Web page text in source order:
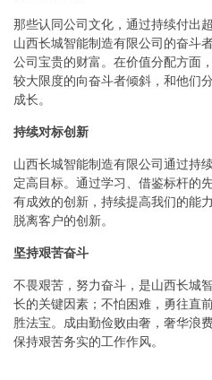
那些认同公司文化，通过持续付出
山西长城智能制造有限公司的奋斗
公司宝贵的财富。在价值分配方面
较大限度的向奋斗者倾斜，和他们
成长。
持续对标创新
山西长城智能制造有限公司通过持
定高目标。通过学习、借鉴标杆的
有成效的创新，持续提高我们的能
脱离客户的创新。
坚持艰苦奋斗
不畏艰苦，努力奋斗，是山西长城
长的关键因素；不怕困难，勇往直
胜法宝。成由勤俭败由奢，奢华浪
保持艰苦务实的工作作风。